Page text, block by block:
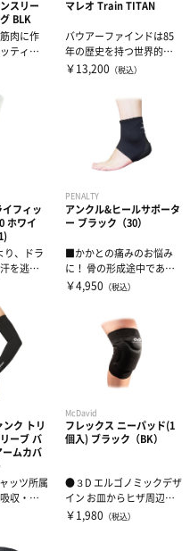
スリー
BLK
肉に作
ティン
ごとに
マレオ Train TITAN
バウアーファインドは85
年の歴史を持つ世界的サ
ポーターコンプレッショ
￥13,200 （税込）
イフィッ
ホワイ
り、ドラ
を逃
分が快
PENALTY
アンクル&ヒールサポータ
ー ブラック（30）
■かかとの痛みのお悩み
に！ 骨の形成途中である
小学生から中学生にかけ
￥4,950 （税込）
ク トリ
ーブ バ
ームカバ
ッツ所属
収・吸
毛タイ
McDavid
フレックス ニーパッド(1
個入) ブラック（BK）
●３D エルゴノミックデザ
イン お皿からヒザ周辺へ
高いフィット性と動きや
￥1,980 （税込）